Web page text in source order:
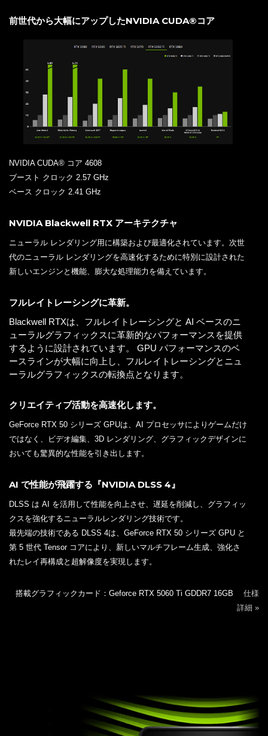
前世代から大幅にアップしたNVIDIA CUDA®コア
NVIDIA CUDA® コア 4608
ブースト クロック 2.57 GHz
ベース クロック 2.41 GHz
NVIDIA Blackwell RTX アーキテクチャ
ニューラル レンダリング用に構築および最適化されています。次世
代のニューラル レンダリングを高速化するために特別に設計された
新しいエンジンと機能、膨大な処理能力を備えています。
フルレイトレーシングに革新。
Blackwell RTXは、フルレイトレーシングと AI ベースのニ
ューラルグラフィックスに革新的なパフォーマンスを提供
するように設計されています。 GPU パフォーマンスのベ
ースラインが大幅に向上し、フルレイトレーシングとニュ
ーラルグラフィックスの転換点となります。
クリエイティブ活動を高速化します。
GeForce RTX 50 シリーズ GPUは、AI プロセッサによりゲームだけ
ではなく、ビデオ編集、3D レンダリング、グラフィックデザインに
おいても驚異的な性能を引き出します。
AI で性能が飛躍する『NVIDIA DLSS 4』
DLSS は AI を活用して性能を向上させ、遅延を削減し、グラフィッ
クスを強化するニューラルレンダリング技術です。
最先端の技術である DLSS 4は、GeForce RTX 50 シリーズ GPU と
第 5 世代 Tensor コアにより、新しいマルチフレーム生成、強化さ
れたレイ再構成と超解像度を実現します。
搭載グラフィックカード：Geforce RTX 5060 Ti GDDR7 16GB 仕様
詳細 »